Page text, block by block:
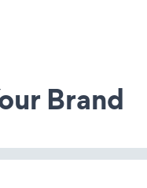
Brand